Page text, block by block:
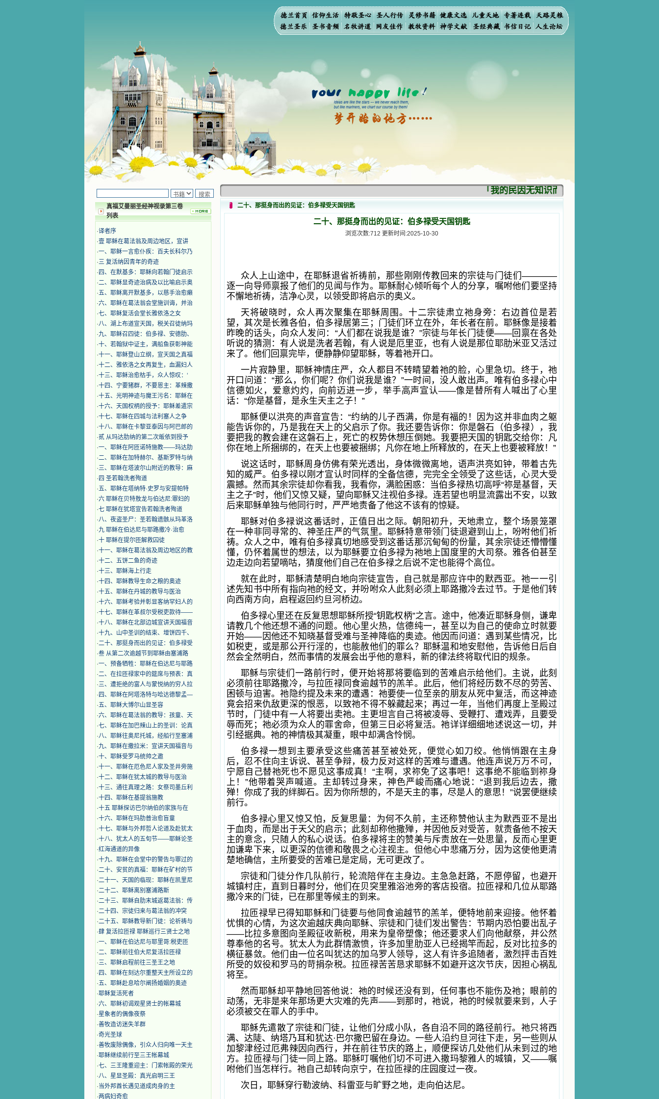
真福艾曼丽圣经神视录第三卷
列表
·译者序
·壹 耶稣在葛法翁及周边地区，宣讲
·一、耶稣一言愈仆疾：百夫长科尔乃
·三 复活纳因青年的奇迹
· 四、在默基多：耶稣向若翰门徒启示
·二、耶稣显奇迹治病及以比喻启示奥
·五、耶稣离开默基多，以慈手治愈癞
·六、耶稣在葛法翁会堂施训诲，并治
·七、耶稣复活会堂长雅依洛之女
·八、湖上布道宣天国，税关召徒纳玛
·九、耶稣召四徒：伯多禄、安德肋、
·十、若翰狱中证主，满船鱼获彰神能
·十一、耶稣登山立纲，宣天国之真福
·十二、雅依洛之女再复生，血漏妇人
·十三、耶稣治愈枯手，众人惊叹：‘
·十四、宁要猪群，不要恩主：革辣撒
·十五、光明神迹与魔王污名：耶稣在
·十六、天国权柄的授予：耶稣差遣宗
·十七、耶稣在四城与法利塞人之争
·十八、耶稣在卡黎亚泰因与阿巴郎的
·贰 从玛达肋纳的第二次皈依到授予
·一、耶稣在阿匝诺特施教——玛达肋
·二、耶稣在加特赫尔、基斯罗特与纳
·三、耶稣在塔波尔山附近的教导：麻
· 四 圣若翰洗者殉道
·五、耶稣在塔纳特·史罗与安提帕特
·六 耶稣在贝特敖龙与伯达尼:罪妇的
·七 耶稣在犹塔宣告若翰洗者殉道
·八、夜盗圣尸：圣若翰遗骸从玛革洛
·九 耶稣在伯达尼与耶路撒冷·治愈
·十 耶稣在提尔匝解救囚徒
·十一、耶稣在葛法翁及周边地区的教
·十二、五饼二鱼的奇迹
·十三、耶稣海上行走
·十四、耶稣教导生命之粮的奥迹
·十五、耶稣在丹城的教导与医治
·十六、耶稣考验并彰显客纳罕妇人的
·十七、耶稣在革叔尔受税吏款待——
·十八、耶稣在北部边城宣讲天国福音
·十九、山中圣训的结束、增饼四千、
·二十、那挺身而出的见证：伯多禄受
·叁 从第二次逾越节到耶稣由塞浦路
·一、预备牺牲：耶稣在伯达尼与耶路
·二、在拉匝禄家中的筵席与预表：真
·三、遭拒绝的富人与蒙悦纳的穷人拉
· 四、耶稣在阿塔洛特与哈达德黎孟—
·五、耶稣大博尔山显圣容
·六、耶稣在葛法翁的教导：孩童、天
·七、耶稣在加巴辣山上的圣训：论真
·八、耶稣往奥尼托城，经船行至塞浦
·九、耶稣在撒拉米：宣讲天国福音与
·十、耶稣受罗马统帅之邀
·十一、耶稣在厄色尼人家及圣井旁施
·十二、耶稣在犹太城的教导与医治
·十三、通往真理之路：女祭司墨丘利
·十四、耶稣在基提翁施教
·十五 耶稣探访巴尔纳伯的家族与在
·十六、耶稣在玛肋普治愈盲童
·十七、耶稣与外邦哲人论道及赴犹太
·十八、犹太人的五旬节——耶稣论圣
·红海通道的异像
·十九、耶稣在会堂中的警告与罪过的
·二十、安贫的真福：耶稣在矿村的节
·二十一、天国的临现：耶稣在凯里尼
·二十二、耶稣离别塞浦路斯
·二十三、耶稣自肋末城返葛法翁：传
·二十四、宗徒归来与葛法翁的冲突
·二十五、耶稣教导新门徒：论祈祷与
·肆 复活拉匝禄 耶稣巡行三贤士之地
·一、耶稣在伯达尼与耶里哥:税吏匝
·二、耶稣前往伯大尼复活拉匝禄
·三、耶稣启程前往三圣王之地
· 四、耶稣在刻达尔重整天主所设立的
·五、耶稣赴息哈尔阐扬婚姻的奥迹
·耶稣复活死者
·六、耶稣初谒观星贤士的帐幕城
·星象者的偶像夜祭
·善牧造访迷失羊群
·奇光圣球
·善牧废除偶像，引众人归向唯一天主
·耶稣继续前行至三王帐幕城
·七、三王隆重迎主：门索帐殿的荣光
·八、星显圣殿：真光启明三王
·当外邦酋长遇见道成肉身的主
·两病妇奇愈
「我的民因无知识而灭亡。你弃掉知识，我也
二十、那挺身而出的见证：伯多禄受天国钥匙
二十、那挺身而出的见证：伯多禄受天国钥匙
浏览次数:712 更新时间:2025-10-30
众人上山途中，在耶稣退省祈祷前，那些刚刚传教回来的宗徒与门徒们————
逐一向导师禀报了他们的见闻与作为。耶稣耐心倾听每个人的分享，嘱咐他们要坚持
不懈地祈祷，洁净心灵，以领受即将启示的奥义。
天将破晓时，众人再次聚集在耶稣周围。十二宗徒肃立祂身旁：右边首位是若
望，其次是长雅各伯，伯多禄居第三；门徒们环立在外，年长者在前。耶稣像是接着
昨晚的话头，向众人发问：“人们都在说我是谁？”宗徒与年长门徒便——回禀在各处
听说的猜测：有人说是洗者若翰，有人说是厄里亚，也有人说是那位耶肋米亚又活过
来了。他们回禀完毕，便静静仰望耶稣，等着祂开口。
一片寂静里，耶稣神情庄严，众人都目不转睛望着祂的脸，心里急切。终于，祂
开口问道：“那么，你们呢？你们说我是谁？”一时间，没人敢出声。唯有伯多禄心中
信德如火，爱意灼灼，向前迈进一步，举手高声宣认——像是替所有人喊出了心里
话：“你是基督，是永生天主之子！”
耶稣便以洪亮的声音宣告：“约纳的儿子西满，你是有福的！因为这并非血肉之躯
能告诉你的，乃是我在天上的父启示了你。我还要告诉你：你是磐石（伯多禄），我
要把我的教会建在这磐石上，死亡的权势休想压倒她。我要把天国的钥匙交给你：凡
你在地上所捆绑的，在天上也要被捆绑；凡你在地上所释放的，在天上也要被释放！”
说这话时，耶稣周身仿佛有荣光透出，身体微微离地，语声洪亮如钟，带着古先
知的威严。伯多禄以刚才宣认时同样的全备信德，完完全全领受了这些话，心灵大受
震撼。然而其余宗徒却你看我，我看你，满脸困惑：当伯多禄热切高呼“祢是基督，天
主之子”时，他们又惊又疑，望向耶稣又注视伯多禄。连若望也明显流露出不安，以致
后来耶稣单独与他同行时，严严地责备了他这不该有的惊疑。
耶稣对伯多禄说这番话时，正值日出之际。朝阳初升，天地肃立，整个场景笼罩
在一种非同寻常的、神圣庄严的气氛里。耶稣特意带领门徒退避到山上，吩咐他们祈
祷。众人之中，唯有伯多禄真切地感受到这番话那沉甸甸的份量，其余宗徒还懵懵懂
懂，仍怀着属世的想法，以为耶稣要立伯多禄为祂地上国度里的大司祭。雅各伯甚至
边走边向若望嘀咕，猜度他们自己在伯多禄之后说不定也能得个高位。
就在此时，耶稣清楚明白地向宗徒宣告，自己就是那应许中的默西亚。祂一一引
述先知书中所有指向祂的经文，并吩咐众人此刻必须上耶路撒冷去过节。于是他们转
向西南方向，启程返回约旦河桥边。
伯多禄心里还在反复思想耶稣所授“钥匙权柄”之言。途中，他凑近耶稣身侧，谦卑
请教几个他还想不通的问题。他心里火热，信德纯一，甚至以为自己的使命立时就要
开始——因他还不知晓基督受难与圣神降临的奥迹。他因而问道：遇到某些情况，比
如税吏，或是那公开行淫的，也能赦他们的罪么？耶稣温和地安慰他，告诉他日后自
然会全然明白，然而事情的发展会出乎他的意料，新的律法终将取代旧的规条。
耶稣与宗徒们一路前行时，便开始将那将要临到的苦难启示给他们。主说，此刻
必须前往耶路撒冷，与拉匝禄同食逾越节的羔羊。此后，他们将经历数不尽的劳苦、
困顿与迫害。祂隐约提及未来的遭遇：祂要使一位至亲的朋友从死中复活，而这神迹
竟会招来仇敌更深的恨恶，以致祂不得不躲藏起来；再过一年，当他们再度上圣殿过
节时，门徒中有一人将要出卖祂。主更坦言自己将被凌辱、受鞭打、遭戏弄，且要受
辱而死；祂必须为众人的罪舍命，但第三日必将复活。祂详详细细地述说这一切，并
引经据典。祂的神情极其凝重，眼中却满含怜悯。
伯多禄一想到主要承受这些痛苦甚至被处死，便觉心如刀绞。他悄悄跟在主身
后，忍不住向主诉说、甚至争辩，极力反对这样的苦难与遭遇。他连声说万万不可，
宁愿自己替祂死也不愿见这事成真！“主啊，求祢免了这事吧！这事绝不能临到祢身
上！”他带着哭声喊道。主却转过身来，神色严峻而痛心地说：“退到我后边去，撒
殚！你成了我的绊脚石。因为你所想的，不是天主的事，尽是人的意思！”说罢便继续
前行。
伯多禄心里又惊又怕，反复思量：为何不久前，主还称赞他认主为默西亚不是出
于血肉，而是出于天父的启示；此刻却称他撒殚，并因他反对受苦，就责备他不按天
主的意念，只随人的私心说话。伯多禄将主的赞美与斥责放在一处思量，反而心里更
加谦卑下来，以更深的信德和敬畏之心注视主。但他心中悲痛万分，因为这使他更清
楚地确信，主所要受的苦难已是定局，无可更改了。
宗徒和门徒分作几队前行，轮流陪伴在主身边。主急急赶路，不愿停留，也避开
城镇村庄，直到日暮时分，他们在贝突里雅浴池旁的客店投宿。拉匝禄和几位从耶路
撒冷来的门徒，已在那里等候主的到来。
拉匝禄早已得知耶稣和门徒要与他同食逾越节的羔羊，便特地前来迎接。他怀着
忧惧的心情，为这次逾越庆典向耶稣、宗徒和门徒们发出警告：节期内恐怕要出乱子
——比拉多意图向圣殿征收新税，用来为皇帝塑像；他还要求人们向他献祭，并公然
尊奉他的名号。犹太人为此群情激愤，许多加里肋亚人已经揭竿而起，反对比拉多的
横征暴敛。他们由一位名叫犹达的加乌罗人领导，这人有许多追随者，激烈抨击百姓
所受的奴役和罗马的苛捐杂税。拉匝禄苦苦恳求耶稣不如避开这次节庆，因担心祸乱
将至。
然而耶稣却平静地回答他说：祂的时候还没有到，任何事也不能伤及祂；眼前的
动荡，无非是来年那场更大灾难的先声——到那时，祂说，祂的时候就要来到，人子
必须被交在罪人的手中。
耶稣先遣散了宗徒和门徒，让他们分成小队，各自沿不同的路径前行。祂只将西
满、达陡、纳塔乃耳和犹达·巴尔撒巴留在身边。一些人沿约旦河往下走，另一些则从
加黎津经过厄弗辣因向西行，并在前往节庆的路上，顺便探访几处他们从未到过的地
方。拉匝禄与门徒一同上路。耶稣叮嘱他们切不可进入撒玛黎雅人的城镇，又——嘱
咐他们当怎样行。祂自己却转向京宁，在拉匝禄的庄园度过一夜。
次日，耶稣穿行勒波纳、科雷亚与旷野之地，走向伯达尼。